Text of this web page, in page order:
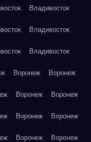
Владивосток
Владивосток
Владивосток
Воронеж Воронеж
Воронеж Воронеж
Воронеж Воронеж
Воронеж Воронеж